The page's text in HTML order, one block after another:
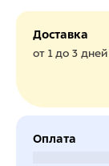
Доставка
от 1 до 3 дней
Оплата